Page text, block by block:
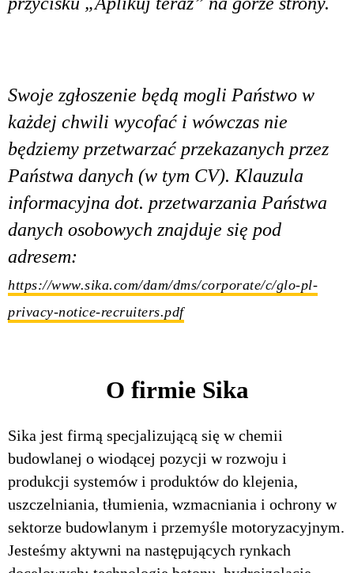
Swoje zgłoszenie będą mogli Państwo w
każdej chwili wycofać i wówczas nie
będziemy przetwarzać przekazanych przez
Państwa danych (w tym CV). Klauzula
informacyjna dot. przetwarzania Państwa
danych osobowych znajduje się pod
adresem:
https://www.sika.com/dam/dms/corporate/c/glo-pl-
privacy-notice-recruiters.pdf
O firmie Sika
Sika jest firmą specjalizującą się w chemii
budowlanej o wiodącej pozycji w rozwoju i
produkcji systemów i produktów do klejenia,
uszczelniania, tłumienia, wzmacniania i ochrony w
sektorze budowlanym i przemyśle motoryzacyjnym.
Jesteśmy aktywni na następujących rynkach